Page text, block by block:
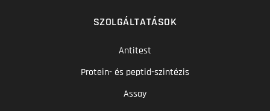
SZOLGÁLTATÁSOK
Antitest
Protein- és peptid-szintézis
Assay